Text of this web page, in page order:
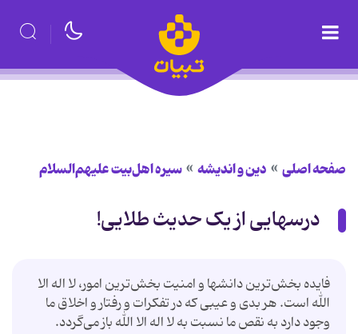
صفحه اصلی دین و اندیشه سیره اهل‌بیت علیهم‌السلام
درسهایی از یک حدیث طلایی!
فایده بخش‌ترین دانشها و امنیت بخش‌ترین امور، لا اله الا
الله است. هر بدی و عیبی که در تفکرات و رفتار و اخلاق ما
وجود دارد به نقص ما نسبت به لا اله الا الله باز می‌گردد.